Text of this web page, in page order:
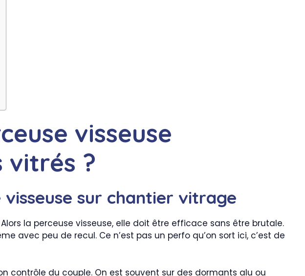
visseuse
vitrés ?
visseuse sur chantier vitrage
la perceuse visseuse, elle doit être efficace sans être brutale.
avec peu de recul. Ce n’est pas un perfo qu’on sort ici, c’est de
contrôle du couple. On est souvent sur des dormants alu ou